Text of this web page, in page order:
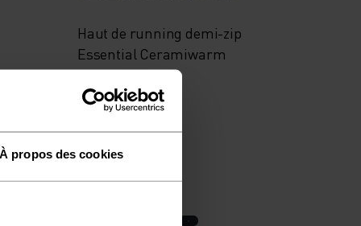
À propos des cookies
Haut de running demi-zip
Essential Ceramiwarm
CHF 80.00